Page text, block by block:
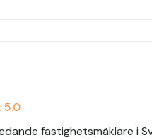
5.0
fastighetsmäklare i